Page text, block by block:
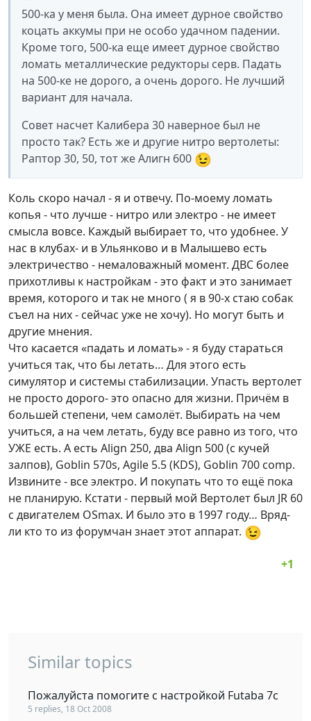
500-ка у меня была. Она имеет дурное свойство
коцать аккумы при не особо удачном падении.
Кроме того, 500-ка еще имеет дурное свойство
ломать металлические редукторы серв. Падать
на 500-ке не дорого, а очень дорого. Не лучший
вариант для начала.
Совет насчет Калибера 30 наверное был не
просто так? Есть же и другие нитро вертолеты:
Раптор 30, 50, тот же Алигн 600 😉
Коль скоро начал - я и отвечу. По-моему ломать
копья - что лучше - нитро или электро - не имеет
смысла вовсе. Каждый выбирает то, что удобнее. У
нас в клубах- и в Ульянково и в Малышево есть
электричество - немаловажный момент. ДВС более
прихотливы к настройкам - это факт и это занимает
время, которого и так не много ( я в 90-х стаю собак
съел на них - сейчас уже не хочу). Но могут быть и
другие мнения.
Что касается «падать и ломать» - я буду стараться
учиться так, что бы летать… Для этого есть
симулятор и системы стабилизации. Упасть вертолет
не просто дорого- это опасно для жизни. Причём в
большей степени, чем самолёт. Выбирать на чем
учиться, а на чем летать, буду все равно из того, что
УЖЕ есть. А есть Align 250, два Align 500 (с кучей
залпов), Goblin 570s, Agile 5.5 (KDS), Goblin 700 comp.
Извините - все электро. И покупать что то ещё пока
не планирую. Кстати - первый мой Вертолет был JR 60
с двигателем OSmax. И было это в 1997 году… Вряд-
ли кто то из форумчан знает этот аппарат. 😉
Similar topics
Пожалуйста помогите с настройкой Futaba 7c
5 replies, 18 Oct 2008